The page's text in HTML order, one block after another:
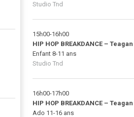
Studio Tnd
15h00-16h00
HIP HOP BREAKDANCE – Teagan
Enfant 8-11 ans
Studio Tnd
16h00-17h00
HIP HOP BREAKDANCE – Teagan
Ado 11-16 ans